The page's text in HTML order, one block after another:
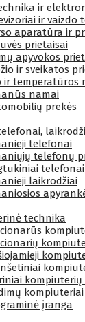
ir
ir vaizdo
aparatūra ir
prietaisai
apyvokos
ir sveikatos
ir temperatūros
namai
prekės
telefonai
telefonų
telefonai
laikrodžiai
technika
kompiuterių
įranga